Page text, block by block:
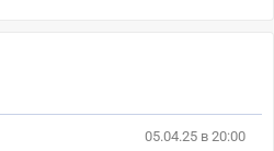
05.04.25 в 20:00